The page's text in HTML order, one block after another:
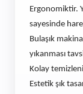
Ergonomiktir.
sayesinde
Bulaşık
yıkanması
Kolay
Estetik şık